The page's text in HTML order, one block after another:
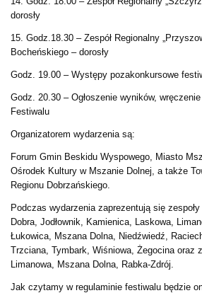
dorosły
15. Godz.18.30 – Zespół Regionalny
Bocheńskiego – dorosły
Godz. 19.00 – Występy pozakonkursowe
Godz. 20.30 – Ogłoszenie wyników,
Festiwalu
Organizatorem wydarzenia są:
Forum Gmin Beskidu Wyspowego, Miasto
Ośrodek Kultury w Mszanie Dolnej, a także
Regionu Dobrzańskiego.
Podczas wydarzenia zaprezentują się
Dobra, Jodłownik, Kamienica, Laskowa,
Łukowica, Mszana Dolna, Niedźwiedź,
Trzciana, Tymbark, Wiśniowa, Żegocina oraz
Limanowa, Mszana Dolna, Rabka-Zdrój.
Jak czytamy w regulaminie festiwalu będzie